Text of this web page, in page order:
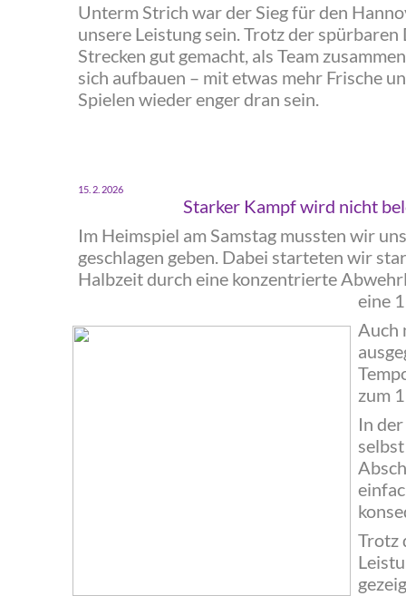
Unterm Strich war der Sieg für den
unsere Leistung sein. Trotz der
Strecken gut gemacht, als Team
sich aufbauen – mit etwas mehr Frische
Spielen wieder enger dran sein.
‍15. 2. 2026
‍Starker Kampf wird nicht
‍Im Heimspiel am Samstag mussten wir
geschlagen geben. Dabei starteten wir
Halbzeit durch eine konzentrierte
eine
‍Auch
zum
‍In
‍Trotz